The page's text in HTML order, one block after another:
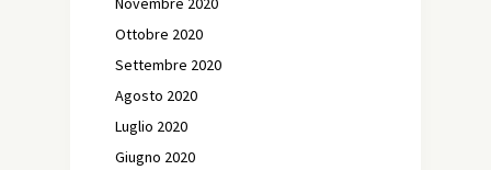
Ottobre 2020
Settembre 2020
Agosto 2020
Luglio 2020
Giugno 2020